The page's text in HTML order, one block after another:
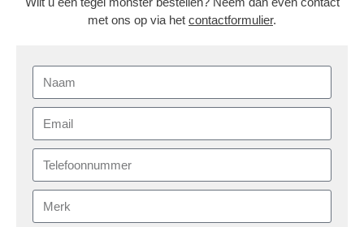
met ons op via het contactformulier.